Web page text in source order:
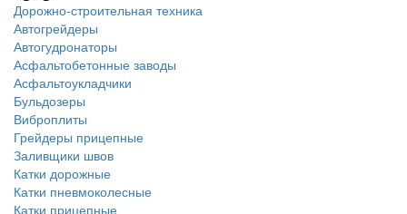
Дорожно-строительная техника
Автогрейдеры
Автогудронаторы
Асфальтобетонные заводы
Асфальтоукладчики
Бульдозеры
Виброплиты
Грейдеры прицепные
Заливщики швов
Катки дорожные
Катки пневмоколесные
Катки прицепные